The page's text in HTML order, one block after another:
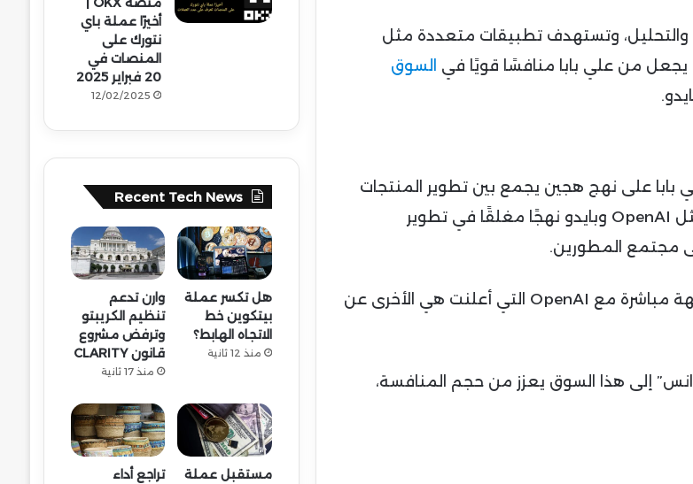
والتحليل، وتستهدف تطبيقات متعددة مثل
يجعل من علي بابا منافسًا قويًا في السوق
على نهج هجين يجمع بين تطوير المنتجات
الخاصة وتقديم نماذج مفتوحة المصدر. بينما تتبنى شركات مثل OpenAI وبايدو نهجًا مغلقًا في تطوير
مجتمع المطورين.
إطلاق نماذج تحويل النص إلى فيديو يجعل علي بابا في مواجهة مباشرة مع OpenAI التي أعلنت هي الأخرى عن
إلى هذا السوق يعزز من حجم المنافسة،
أخيرًا عملة باي
نتورك على
المنصات في
20 فبراير 2025
12/02/2025
Recent Tech News
هل تكسر عملة
بيتكوين خط
الاتجاه الهابط؟
منذ 12 ثانية
وارن تدعم
تنظيم الكريبتو
وترفض مشروع
قانون CLARITY
منذ 17 ثانية
مستقبل عملة
تراجع أداء